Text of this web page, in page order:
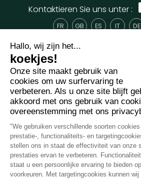
Kontaktieren Sie uns unter :
FR GB ES IT DE
2012 - 2026 ©
Arabesk |
IMPRESSUM